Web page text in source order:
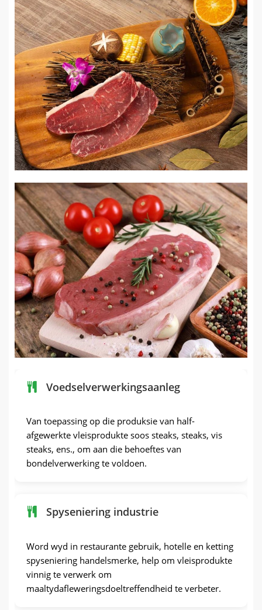
Voedselverwerkingsaanleg
Van toepassing op die produksie van half-
afgewerkte vleisprodukte soos steaks, steaks, vis
steaks, ens., om aan die behoeftes van
bondelverwerking te voldoen.
Spyseniering industrie
Word wyd in restaurante gebruik, hotelle en ketting
spyseniering handelsmerke, help om vleisprodukte
vinnig te verwerk om
maaltydafleweringsdoeltreffendheid te verbeter.